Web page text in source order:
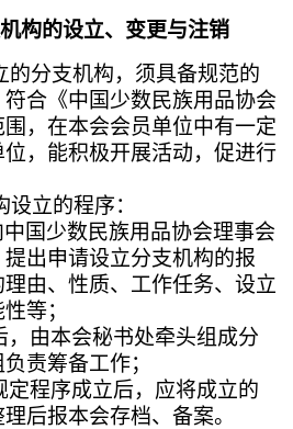
构的设立、变更与注销
分支机构，须具备规范的
合《中国少数民族用品协会
，在本会会员单位中有一定
，能积极开展活动，促进行
立的程序：
国少数民族用品协会理事会
提出申请设立分支机构的报
由、性质、工作任务、设立
等；
由本会秘书处牵头组成分
责筹备工作；
程序成立后，应将成立的
后报本会存档、备案。